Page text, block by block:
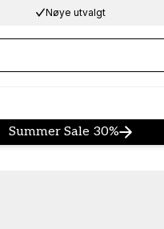
Nøye utvalgt
Summer Sale 30%